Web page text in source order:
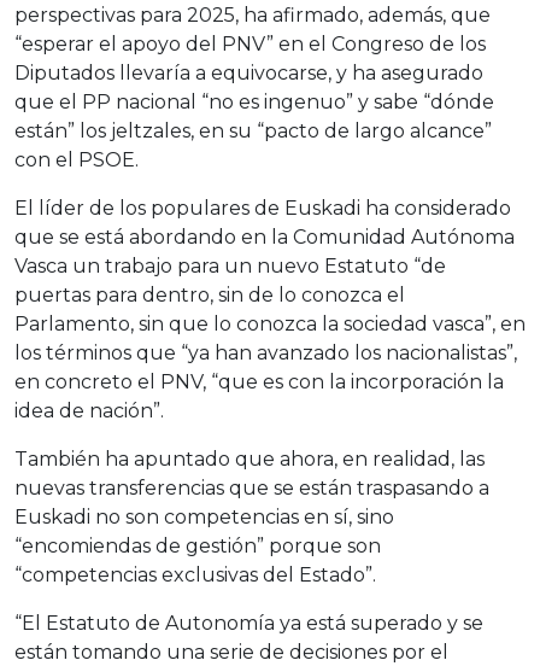
perspectivas para 2025, ha afirmado, además, que
“esperar el apoyo del PNV” en el Congreso de los
Diputados llevaría a equivocarse, y ha asegurado
que el PP nacional “no es ingenuo” y sabe “dónde
están” los jeltzales, en su “pacto de largo alcance”
con el PSOE.
El líder de los populares de Euskadi ha considerado
que se está abordando en la Comunidad Autónoma
Vasca un trabajo para un nuevo Estatuto “de
puertas para dentro, sin de lo conozca el
Parlamento, sin que lo conozca la sociedad vasca”, en
los términos que “ya han avanzado los nacionalistas”,
en concreto el PNV, “que es con la incorporación la
idea de nación”.
También ha apuntado que ahora, en realidad, las
nuevas transferencias que se están traspasando a
Euskadi no son competencias en sí, sino
“encomiendas de gestión” porque son
“competencias exclusivas del Estado”.
“El Estatuto de Autonomía ya está superado y se
están tomando una serie de decisiones por el